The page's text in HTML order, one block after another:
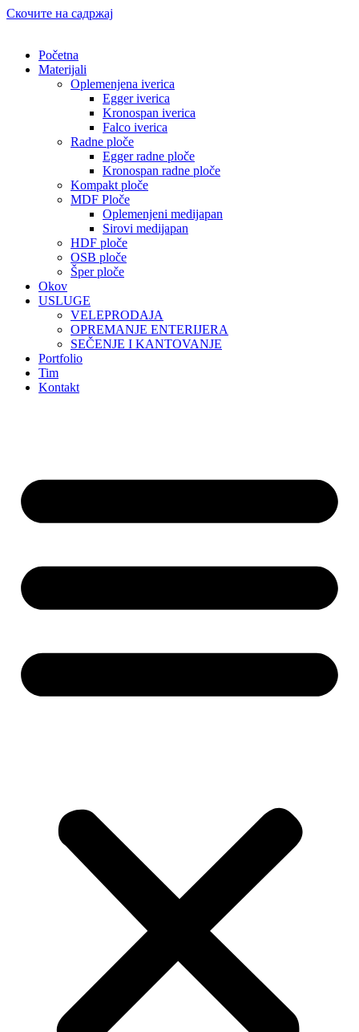
Скочите на садржај
Početna
Materijali
Oplemenjena iverica
Egger iverica
Kronospan iverica
Falco iverica
Radne ploče
Egger radne ploče
Kronospan radne ploče
Kompakt ploče
MDF Ploče
Oplemenjeni medijapan
Sirovi medijapan
HDF ploče
OSB ploče
Šper ploče
Okov
USLUGE
VELEPRODAJA
OPREMANJE ENTERIJERA
SEČENJE I KANTOVANJE
Portfolio
Tim
Kontakt